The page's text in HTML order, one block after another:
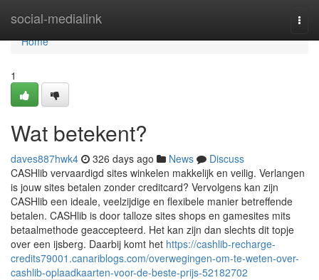
social-medialink
Home
Home
1
Wat betekent?
daves887hwk4 326 days ago News
Discuss
CASHlib vervaardigd sites winkelen makkelijk en veilig. Verlangen
is jouw sites betalen zonder creditcard? Vervolgens kan zijn
CASHlib een ideale, veelzijdige en flexibele manier betreffende
betalen. CASHlib is door talloze sites shops en gamesites mits
betaalmethode geaccepteerd. Het kan zijn dan slechts dit topje
over een ijsberg. Daarbij komt het https://cashlib-recharge-
credits79001.canariblogs.com/overwegingen-om-te-weten-over-
cashlib-oplaadkaarten-voor-de-beste-prijs-52182702